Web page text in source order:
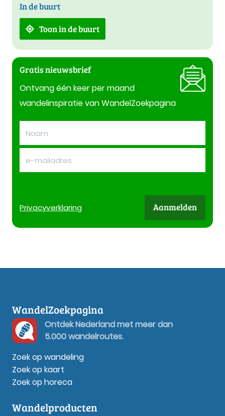
In de buurt
Toon in de buurt
Gratis nieuwsbrief
Ontvang één keer per maand
wandelinspiratie van WandelZoekpagina
Privacyverklaring Aanmelden
WandelZoekpagina
Ontdek Nederland met meer dan
5.000 wandelroutes.
Zoek op wandeling
Zoek op kaart
Zoek op horeca
Wandelproducten